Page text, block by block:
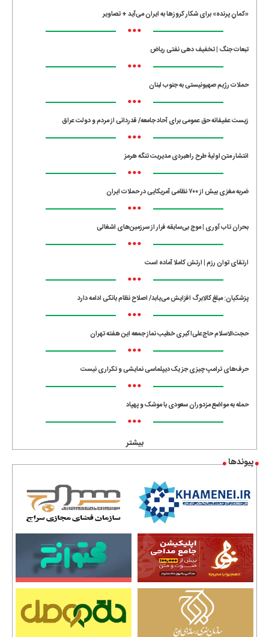
«کمانِ پرنده» برای شکار کروزها به ایران می‌آید + تصاویر
•••
تبعات جنگ | تخفیف دهی نفتی ریاض
•••
حملات رژیم صهیونیستی به جنوب لبنان
•••
زیست عفیفانه حق عمومی برای آحاد جامعه/ قدردانی از مردم و دولت عراق
•••
انتشار متن اولیۀ طرح راهبردی مدیریت تنگه هرمز
•••
ضربه مغزی بیش از ۷۰۰ نظامی آمریکایی در حملات ایران
•••
بحران تاب آوری | موج بی‌سابقه فرار از سرزمین‌های اشغالی
•••
ارتقای توان رزم | ارتش کاملا آماده است
•••
پزشکیان: مبلغ کالابرگ افزایش می‌یابد/ اصلاح نظام بانکی ادامه دارد
•••
حجت‌الاسلام حاج‌علی‌اکبری خطیب نماز جمعه این هفته تهران
•••
حرف‌های ترامپ چیزی جز یک دیپلماسی نمایشی و تکراری نیست
•••
حمله به مواضع مزدوران سعودی با موشک و پهپاد
•••
بیشتر
پیوندها